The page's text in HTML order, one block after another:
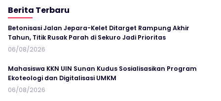
Berita Terbaru
Betonisasi Jalan Jepara-Kelet Ditarget Rampung Akhir
Tahun, Titik Rusak Parah di Sekuro Jadi Prioritas
06/08/2026
Mahasiswa KKN UIN Sunan Kudus Sosialisasikan Program
Ekoteologi dan Digitalisasi UMKM
06/08/2026